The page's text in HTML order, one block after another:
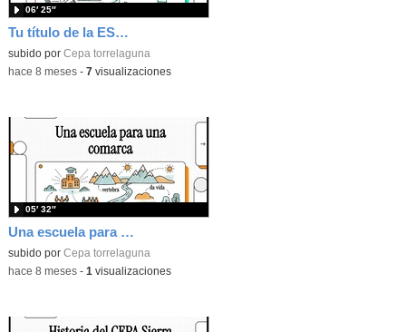
Tu título de la ESO para adultos
subido por Cepa torrelaguna
06′ 25″
-hace 8 meses- 7 visualizaciones
Una escuela para una comarca
subido por Cepa torrelaguna
05′ 32″
-hace 8 meses- 1 visualizaciones